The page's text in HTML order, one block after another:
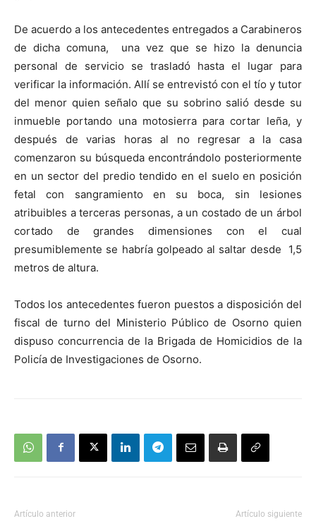
De acuerdo a los antecedentes entregados a Carabineros
de dicha comuna, una vez que se hizo la denuncia
personal de servicio se trasladó hasta el lugar para
verificar la información. Allí se entrevistó con el tío y tutor
del menor quien señalo que su sobrino salió desde su
inmueble portando una motosierra para cortar leña, y
después de varias horas al no regresar a la casa
comenzaron su búsqueda encontrándolo posteriormente
en un sector del predio tendido en el suelo en posición
fetal con sangramiento en su boca, sin lesiones
atribuibles a terceras personas, a un costado de un árbol
cortado de grandes dimensiones con el cual
presumiblemente se habría golpeado al saltar desde 1,5
metros de altura.
Todos los antecedentes fueron puestos a disposición del
fiscal de turno del Ministerio Público de Osorno quien
dispuso concurrencia de la Brigada de Homicidios de la
Policía de Investigaciones de Osorno.
Artículo anterior Artículo siguiente